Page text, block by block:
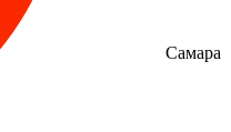
Самара